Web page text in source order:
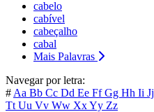
cabelo
cabível
cabeçalho
cabal
Mais Palavras
Navegar por letra:
# Aa Bb Cc Dd Ee FfGg Hh Ii Jj
Tt Uu Vv Ww XxYy Zz